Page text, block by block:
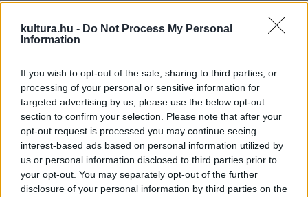
kultura.hu - Do Not Process My Personal
Information
If you wish to opt-out of the sale, sharing to third parties, or
processing of your personal or sensitive information for
targeted advertising by us, please use the below opt-out
section to confirm your selection. Please note that after your
opt-out request is processed you may continue seeing
interest-based ads based on personal information utilized by
us or personal information disclosed to third parties prior to
your opt-out. You may separately opt-out of the further
disclosure of your personal information by third parties on the
épül.
Verdi tudatosan megtörte az opera megmerevedett
formavilágát, szabadulni akart a romantika kiüresedett
kellékeitől, ahogy Till Géza operarendező írta: „Sematikus
bábok stilizált érzelmi kivonata helyett valóságos hús-vér
emberek küzdelmét, diadalát és bukását kelti életre a
muzsika.”